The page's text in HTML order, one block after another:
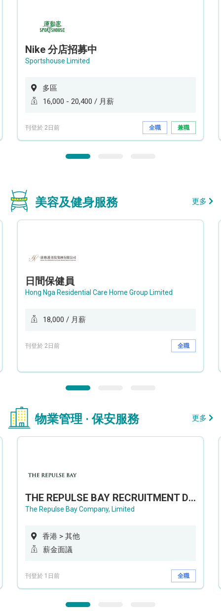
Nike 分店招募中
Sportshouse Limited
多區
16,000 - 20,400 / 月薪
刊登於 2日前 全職 兼職
美容及健身服務 更多
日間保健員
Hong Nga Residential Care Home Group Limited
18,000 / 月薪
刊登於 2日前 全職
物業管理 · 保安服務 更多
THE REPULSE BAY RECRUITMENT DAY 淺水灣影灣園人才招聘會
The Repulse Bay Company, Limited
香港 > 其他
薪金面議
刊登於 1日前 全職